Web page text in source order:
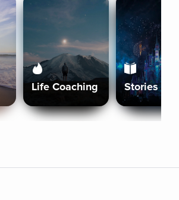
Life Coaching Stories